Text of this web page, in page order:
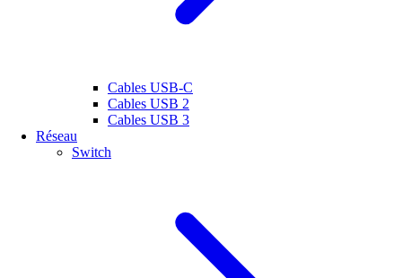
Cables USB-C
Cables USB 2
Cables USB 3
Réseau
Switch